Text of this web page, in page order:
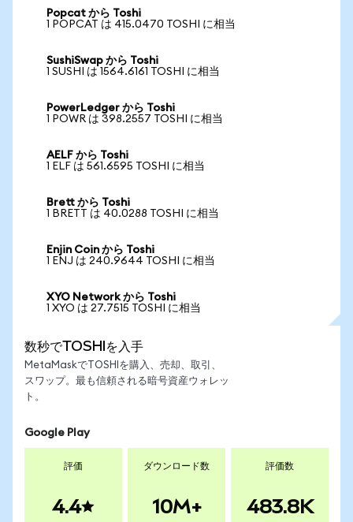
Popcat から Toshi
1 POPCAT は 415.0470 TOSHI に相当
SushiSwap から Toshi
1 SUSHI は 1564.6161 TOSHI に相当
PowerLedger から Toshi
1 POWR は 398.2557 TOSHI に相当
AELF から Toshi
1 ELF は 561.6595 TOSHI に相当
Brett から Toshi
1 BRETT は 40.0288 TOSHI に相当
Enjin Coin から Toshi
1 ENJ は 240.9644 TOSHI に相当
XYO Network から Toshi
1 XYO は 27.7515 TOSHI に相当
数秒でTOSHIを入手
MetaMaskでTOSHIを購入、売却、取引、
スワップ。最も信頼される暗号資産ウォレッ
ト。
Google Play
評価
4.4
ダウンロード数
10M+
評価数
483.8K